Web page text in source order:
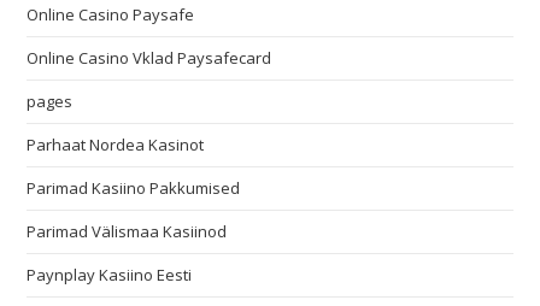
Online Casino Paysafe
Online Casino Vklad Paysafecard
pages
Parhaat Nordea Kasinot
Parimad Kasiino Pakkumised
Parimad Välismaa Kasiinod
Paynplay Kasiino Eesti